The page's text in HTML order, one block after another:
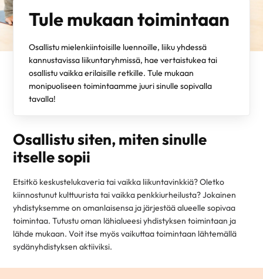
Tule mukaan toimintaan
Osallistu mielenkiintoisille luennoille, liiku yhdessä
kannustavissa liikuntaryhmissä, hae vertaistukea tai
osallistu vaikka erilaisille retkille. Tule mukaan
monipuoliseen toimintaamme juuri sinulle sopivalla
tavalla!
Osallistu siten, miten sinulle
itselle sopii
Etsitkö keskustelukaveria tai vaikka liikuntavinkkiä? Oletko
kiinnostunut kulttuurista tai vaikka penkkiurheilusta? Jokainen
yhdistyksemme on omanlaisensa ja järjestää alueelle sopivaa
toimintaa. Tutustu oman lähialueesi yhdistyksen toimintaan ja
lähde mukaan. Voit itse myös vaikuttaa toimintaan lähtemällä
sydänyhdistyksen aktiiviksi.